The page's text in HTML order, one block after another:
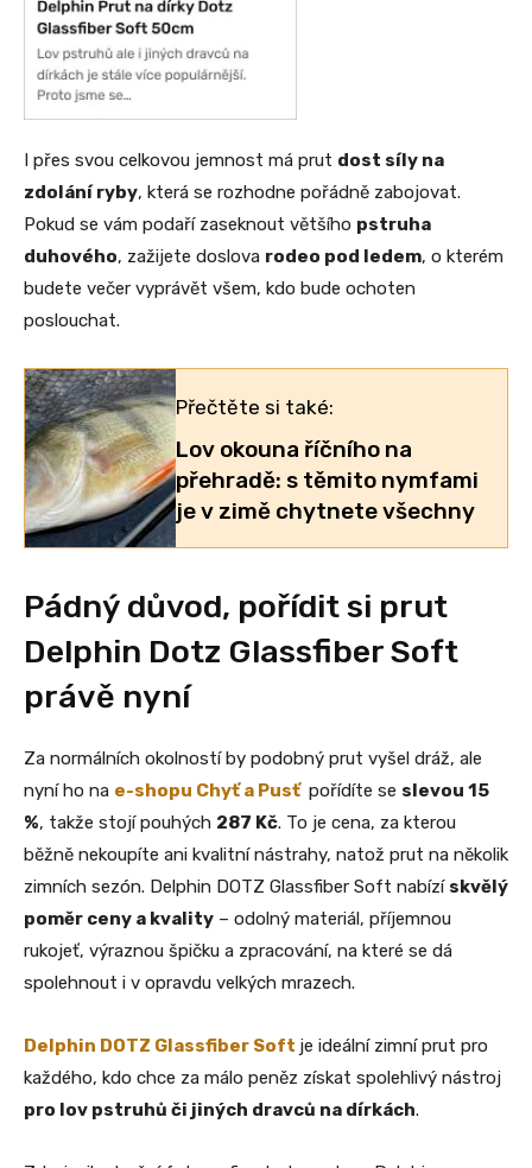
I přes svou celkovou jemnost má prut dost síly na
zdolání ryby, která se rozhodne pořádně zabojovat.
Pokud se vám podaří zaseknout většího pstruha
duhového, zažijete doslova rodeo pod ledem, o kterém
budete večer vyprávět všem, kdo bude ochoten
poslouchat.
Přečtěte si také:
Lov okouna říčního na
přehradě: s těmito nymfami
je v zimě chytnete všechny
Pádný důvod, pořídit si prut
Delphin Dotz Glassfiber Soft
právě nyní
Za normálních okolností by podobný prut vyšel dráž, ale
nyní ho na e-shopu Chyť a Pusť pořídíte se slevou 15
%, takže stojí pouhých 287 Kč. To je cena, za kterou
běžně nekoupíte ani kvalitní nástrahy, natož prut na několik
zimních sezón. Delphin DOTZ Glassfiber Soft nabízí skvělý
poměr ceny a kvality – odolný materiál, příjemnou
rukojeť, výraznou špičku a zpracování, na které se dá
spolehnout i v opravdu velkých mrazech.
Delphin DOTZ Glassfiber Soft je ideální zimní prut pro
každého, kdo chce za málo peněz získat spolehlivý nástroj
pro lov pstruhů či jiných dravců na dírkách.